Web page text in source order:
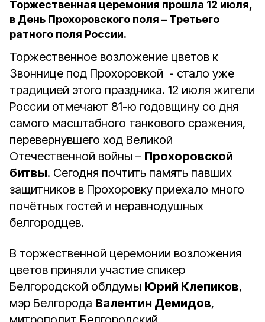
Торжественная церемония прошла 12 июля,
в День Прохоровского поля – Третьего
ратного поля России.
Торжественное возложение цветов к
Звоннице под Прохоровкой - стало уже
традицией этого праздника. 12 июля жители
России отмечают 81-ю годовщину со дня
самого масштабного танкового сражения,
перевернувшего ход Великой
Отечественной войны – Прохоровской
битвы. Сегодня почтить память павших
защитников в Прохоровку приехало много
почётных гостей и неравнодушных
белгородцев.
В торжественной церемонии возложения
цветов приняли участие спикер
Белгородской облдумы Юрий Клепиков,
мэр Белгорода Валентин Демидов,